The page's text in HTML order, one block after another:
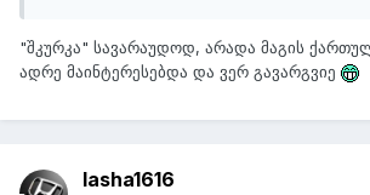
"შკურკა" სავარაუდოდ, არადა მაგის
ადრე მაინტერესებდა და ვერ გავარგვიე
lasha1616